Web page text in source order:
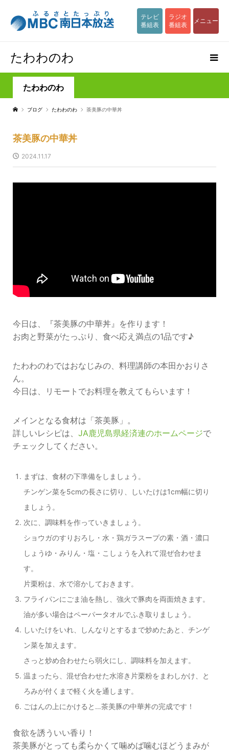
テレビ
番組表
ラジオ
番組表
メニュー
たわわのわ
たわわのわ
ブログ たわわのわ 茶美豚の中華丼
茶美豚の中華丼
2024.11.17
今日は、『茶美豚の中華丼』を作ります！
お肉と野菜がたっぷり、食べ応え満点の1品です♪
たわわのわではおなじみの、料理講師の本田かおりさ
ん。
今日は、リモートでお料理を教えてもらいます！
メインとなる食材は「茶美豚」。
詳しいレシピは、 JA鹿児島県経済連のホームページで
チェックしてください。
まずは、食材の下準備をしましょう。
チンゲン菜を5cmの長さに切り、しいたけは1cm幅に切り
ましょう。
次に、調味料を作っていきましょう。
ショウガのすりおろし・水・鶏ガラスープの素・酒・濃口
しょうゆ・みりん・塩・こしょうを入れて混ぜ合わせま
す。
片栗粉は、水で溶かしておきます。
フライパンにごま油を熱し、強火で豚肉を両面焼きます。
油が多い場合はペーパータオルでふき取りましょう。
しいたけをいれ、しんなりとするまで炒めたあと、チンゲ
ン菜を加えます。
さっと炒め合わせたら弱火にし、調味料を加えます。
温まったら、混ぜ合わせた水溶き片栗粉をまわしかけ、と
ろみが付くまで軽く火を通します。
ごはんの上にかけると…茶美豚の中華丼の完成です！
食欲を誘ういい香り！
茶美豚がとっても柔らかくて噛めば噛むほどうまみが